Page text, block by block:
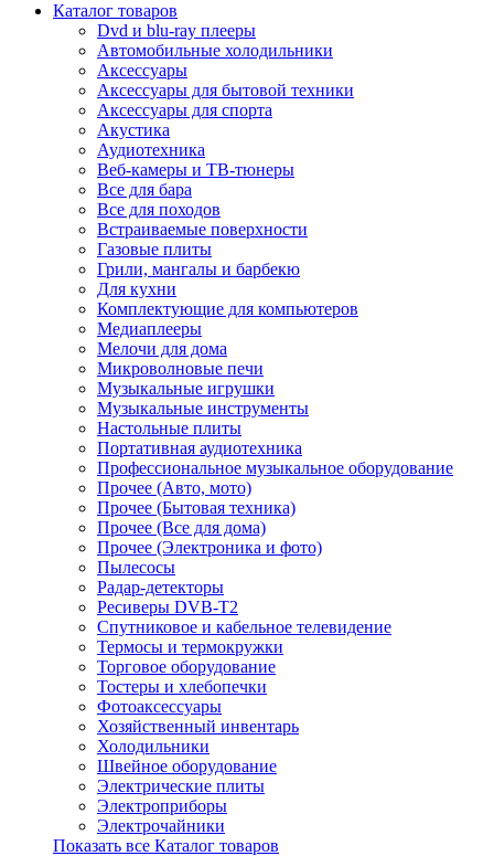
Каталог товаров
Dvd и blu-ray плееры
Автомобильные холодильники
Аксессуары
Аксессуары для бытовой техники
Аксессуары для спорта
Акустика
Аудиотехника
Веб-камеры и ТВ-тюнеры
Все для бара
Все для походов
Встраиваемые поверхности
Газовые плиты
Грили, мангалы и барбекю
Для кухни
Комплектующие для компьютеров
Медиаплееры
Мелочи для дома
Микроволновые печи
Музыкальные игрушки
Музыкальные инструменты
Настольные плиты
Портативная аудиотехника
Профессиональное музыкальное оборудование
Прочее (Авто, мото)
Прочее (Бытовая техника)
Прочее (Все для дома)
Прочее (Электроника и фото)
Пылесосы
Радар-детекторы
Ресиверы DVB-T2
Спутниковое и кабельное телевидение
Термосы и термокружки
Торговое оборудование
Тостеры и хлебопечки
Фотоаксессуары
Хозяйственный инвентарь
Холодильники
Швейное оборудование
Электрические плиты
Электроприборы
Электрочайники
Показать все Каталог товаров